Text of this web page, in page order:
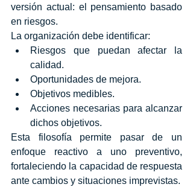
versión actual: el pensamiento basado
en riesgos.
La organización debe identificar:
Riesgos que puedan afectar la
calidad.
Oportunidades de mejora.
Objetivos medibles.
Acciones necesarias para alcanzar
dichos objetivos.
Esta filosofía permite pasar de un
enfoque reactivo a uno preventivo,
fortaleciendo la capacidad de respuesta
ante cambios y situaciones imprevistas.